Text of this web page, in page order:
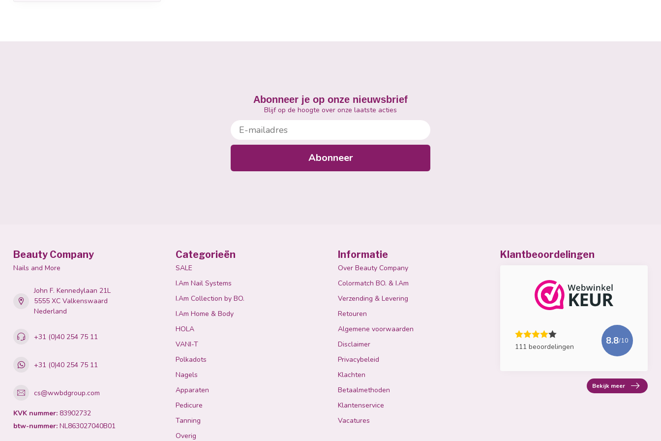
Abonneer je op onze nieuwsbrief
Blijf op de hoogte over onze laatste acties
E-mailadres
Abonneer
Beauty Company
Nails and More
John F. Kennedylaan 21L
5555 XC Valkenswaard
Nederland
+31 (0)40 254 75 11
+31 (0)40 254 75 11
cs@wwbdgroup.com
KVK nummer: 83902732
btw-nummer: NL863027040B01
Categorieën
SALE
I.Am Nail Systems
I.Am Collection by BO.
I.Am Home & Body
HOLA
VANI-T
Polkadots
Nagels
Apparaten
Pedicure
Tanning
Overig
Informatie
Over Beauty Company
Colormatch BO. & I.Am
Verzending & Levering
Retouren
Algemene voorwaarden
Disclaimer
Privacybeleid
Klachten
Betaalmethoden
Klantenservice
Vacatures
Klantbeoordelingen
111 beoordelingen
8.8/10
Bekijk meer